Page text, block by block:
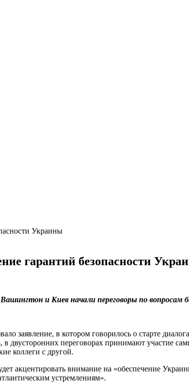
гарантий безопасности
и Киев начали переговоры по вопросам
заявление, в котором говорилось о старте
двусторонних переговорах принимают участие
коллеги с другой.
акцентировать внимание на «обеспечение
устремлениям».